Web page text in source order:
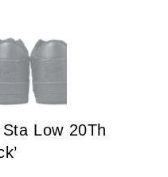
Low 20Th